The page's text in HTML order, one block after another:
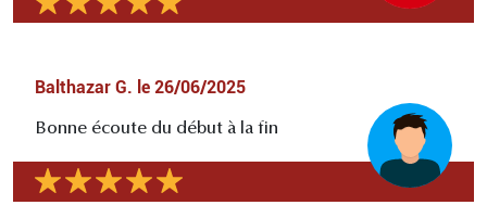
Balthazar G. le 26/06/2025
Bonne écoute du début à la fin